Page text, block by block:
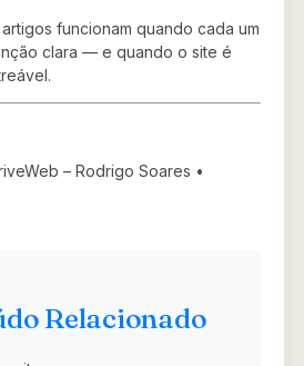
funcionam quando cada um
clara — e quando o site é
– Rodrigo Soares •
Relacionado